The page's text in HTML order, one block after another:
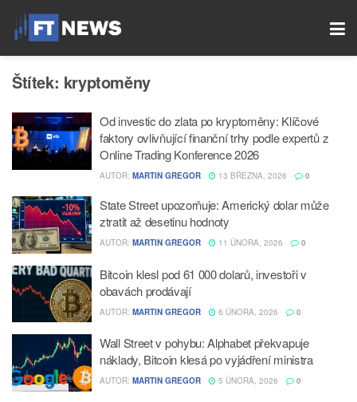
Štítek: kryptoměny
Od investic do zlata po kryptoměny: Klíčové
faktory ovlivňující finanční trhy podle expertů z
Online Trading Konference 2026
AUTOR: MARTIN GREGOR 13 BŘEZNA, 2026 0
State Street upozorňuje: Americký dolar může
ztratit až desetinu hodnoty
AUTOR: MARTIN GREGOR 11 ÚNORA, 2026 0
Bitcoin klesl pod 61 000 dolarů, investoři v
obavách prodávají
AUTOR: MARTIN GREGOR 6 ÚNORA, 2026 0
Wall Street v pohybu: Alphabet překvapuje
náklady, Bitcoin klesá po vyjádření ministra
AUTOR: MARTIN GREGOR 5 ÚNORA, 2026 0